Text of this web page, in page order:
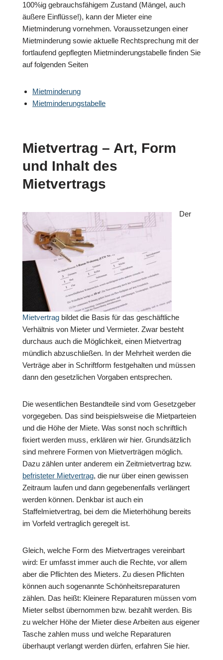
100%ig gebrauchsfähigem Zustand (Mängel, auch
äußere Einflüsse!), kann der Mieter eine
Mietminderung vornehmen. Voraussetzungen einer
Mietminderung sowie aktuelle Rechtsprechung mit der
fortlaufend gepflegten Mietminderungstabelle finden Sie
auf folgenden Seiten
Mietminderung
Mietminderungstabelle
Mietvertrag – Art, Form
und Inhalt des
Mietvertrags
Der
Mietvertrag bildet die Basis für das geschäftliche
Verhältnis von Mieter und Vermieter. Zwar besteht
durchaus auch die Möglichkeit, einen Mietvertrag
mündlich abzuschließen. In der Mehrheit werden die
Verträge aber in Schriftform festgehalten und müssen
dann den gesetzlichen Vorgaben entsprechen.
Die wesentlichen Bestandteile sind vom Gesetzgeber
vorgegeben. Das sind beispielsweise die Mietparteien
und die Höhe der Miete. Was sonst noch schriftlich
fixiert werden muss, erklären wir hier. Grundsätzlich
sind mehrere Formen von Mietverträgen möglich.
Dazu zählen unter anderem ein Zeitmietvertrag bzw.
befristeter Mietvertrag, die nur über einen gewissen
Zeitraum laufen und dann gegebenenfalls verlängert
werden können. Denkbar ist auch ein
Staffelmietvertrag, bei dem die Mieterhöhung bereits
im Vorfeld vertraglich geregelt ist.
Gleich, welche Form des Mietvertrages vereinbart
wird: Er umfasst immer auch die Rechte, vor allem
aber die Pflichten des Mieters. Zu diesen Pflichten
können auch sogenannte Schönheitsreparaturen
zählen. Das heißt: Kleinere Reparaturen müssen vom
Mieter selbst übernommen bzw. bezahlt werden. Bis
zu welcher Höhe der Mieter diese Arbeiten aus eigener
Tasche zahlen muss und welche Reparaturen
überhaupt verlangt werden dürfen, erfahren Sie hier.